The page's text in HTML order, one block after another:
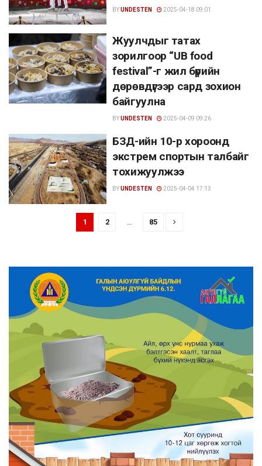
BYUNDESTEN 2025-04-18 09:01
Жуулчдыг татах
зорилгоор “UB food
festival”-г жил бүрийн
дөрөвдүгээр сард зохион
байгуулна
BYUNDESTEN 2025-04-09 09:26
БЗД-ийн 10-р хороонд
экстрем спортын талбайг
тохижуулжээ
BYUNDESTEN 2025-04-04 17:13
1 2 85